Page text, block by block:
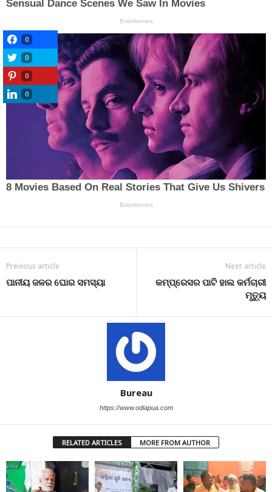
Previous article
ପାନୀୟ ଜଳର ଘୋର ସମସ୍ୟା
Next article
କମ୍ପ୍ରେସର ପାଟି ହାଲ କର୍ମଚାରୀ
ମୃତ୍ୟୁ
Bureau
https://www.odiapua.com
RELATED ARTICLES MORE FROM AUTHOR
0
0
0
0